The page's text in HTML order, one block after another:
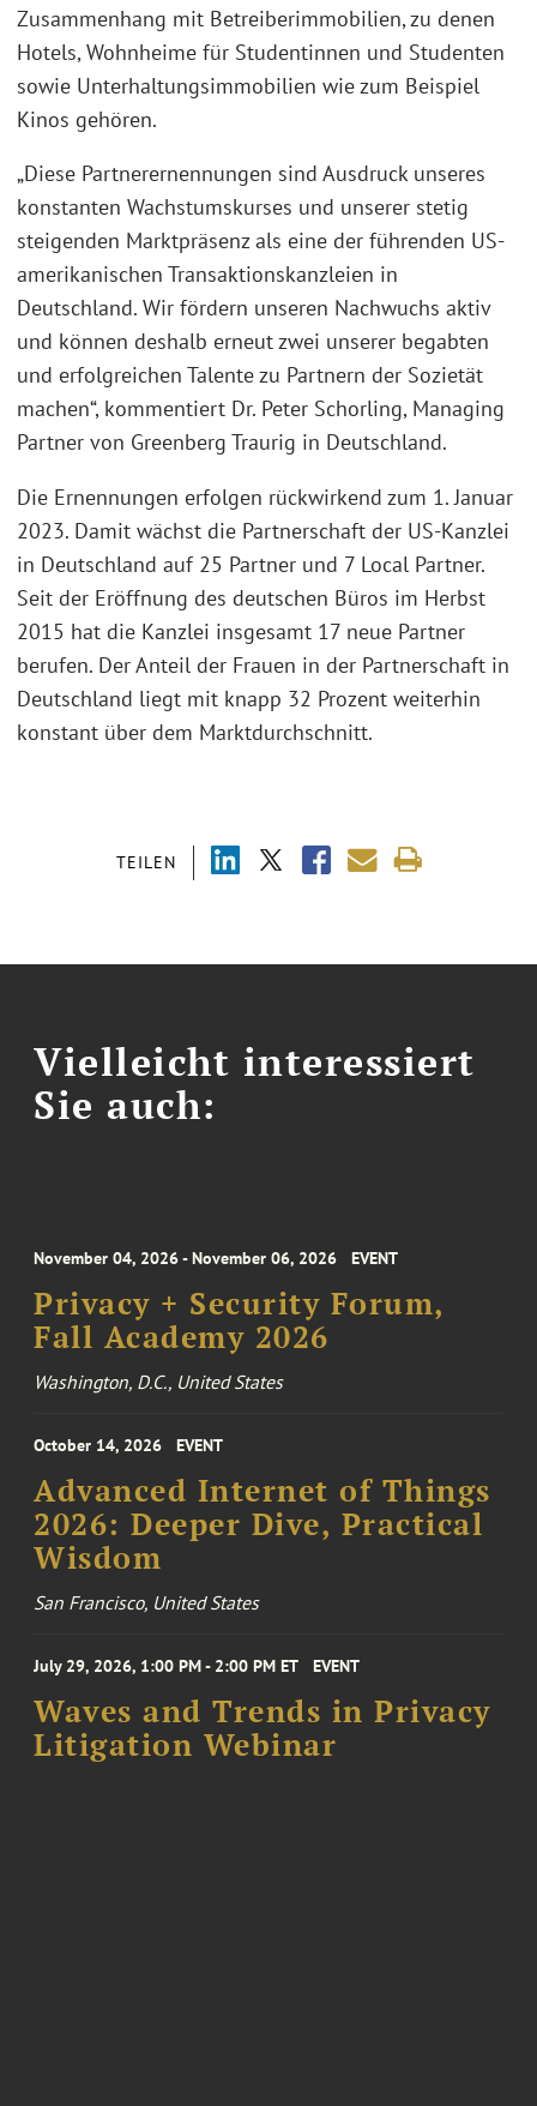
TEILEN
Zusammenhang mit Betreiberimmobilien, zu denen
Hotels, Wohnheime für Studentinnen und Studenten
sowie Unterhaltungsimmobilien wie zum Beispiel
Kinos gehören.
„Diese Partnerernennungen sind Ausdruck unseres
konstanten Wachstumskurses und unserer stetig
steigenden Marktpräsenz als eine der führenden US-
amerikanischen Transaktionskanzleien in
Deutschland. Wir fördern unseren Nachwuchs aktiv
und können deshalb erneut zwei unserer begabten
und erfolgreichen Talente zu Partnern der Sozietät
machen“, kommentiert Dr. Peter Schorling, Managing
Partner von Greenberg Traurig in Deutschland.
Die Ernennungen erfolgen rückwirkend zum 1. Januar
2023. Damit wächst die Partnerschaft der US-Kanzlei
in Deutschland auf 25 Partner und 7 Local Partner.
Seit der Eröffnung des deutschen Büros im Herbst
2015 hat die Kanzlei insgesamt 17 neue Partner
berufen. Der Anteil der Frauen in der Partnerschaft in
Deutschland liegt mit knapp 32 Prozent weiterhin
konstant über dem Marktdurchschnitt.
Vielleicht interessiert
Sie auch:
November 04, 2026 - November 06, 2026 EVENT
Privacy + Security Forum,
Fall Academy 2026
Washington, D.C., United States
October 14, 2026 EVENT
Advanced Internet of Things
2026: Deeper Dive, Practical
Wisdom
San Francisco, United States
July 29, 2026, 1:00 PM - 2:00 PM ET EVENT
Waves and Trends in Privacy
Litigation Webinar